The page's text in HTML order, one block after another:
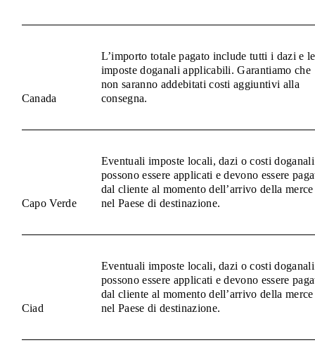
Canada
L’importo totale pagato include tutti i dazi e le
imposte doganali applicabili. Garantiamo che
non saranno addebitati costi aggiuntivi alla
consegna.
Capo Verde
Eventuali imposte locali, dazi o costi doganali
possono essere applicati e devono essere
dal cliente al momento dell’arrivo della merce
nel Paese di destinazione.
Ciad
Eventuali imposte locali, dazi o costi doganali
possono essere applicati e devono essere
dal cliente al momento dell’arrivo della merce
nel Paese di destinazione.